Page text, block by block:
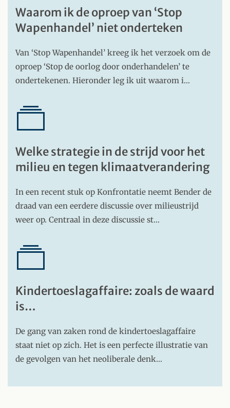
Waarom ik de oproep van ‘Stop
Wapenhandel’ niet onderteken
Van ‘Stop Wapenhandel’ kreeg ik het verzoek om de
oproep ‘Stop de oorlog door onderhandelen’ te
ondertekenen. Hieronder leg ik uit waarom i…
Welke strategie in de strijd voor het
milieu en tegen klimaatverandering
In een recent stuk op Konfrontatie neemt Bender de
draad van een eerdere discussie over milieustrijd
weer op. Centraal in deze discussie st…
Kindertoeslagaffaire: zoals de waard
is…
De gang van zaken rond de kindertoeslagaffaire
staat niet op zich. Het is een perfecte illustratie van
de gevolgen van het neoliberale denk…